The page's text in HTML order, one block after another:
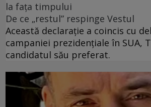
la fața timpului
De ce „restul” respinge Vestul
Această declarație a coincis cu
campaniei prezidențiale în SUA,
candidatul său preferat.